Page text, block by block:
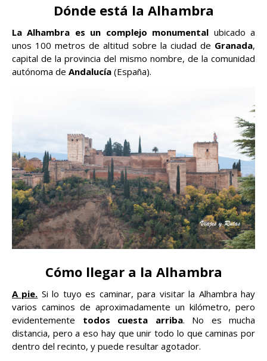
Dónde está la Alhambra
La Alhambra es un complejo monumental ubicado a
unos 100 metros de altitud sobre la ciudad de Granada,
capital de la provincia del mismo nombre, de la comunidad
autónoma de Andalucía (España).
Cómo llegar a la Alhambra
A pie. Si lo tuyo es caminar, para visitar la Alhambra hay
varios caminos de aproximadamente un kilómetro, pero
evidentemente todos cuesta arriba. No es mucha
distancia, pero a eso hay que unir todo lo que caminas por
dentro del recinto, y puede resultar agotador.